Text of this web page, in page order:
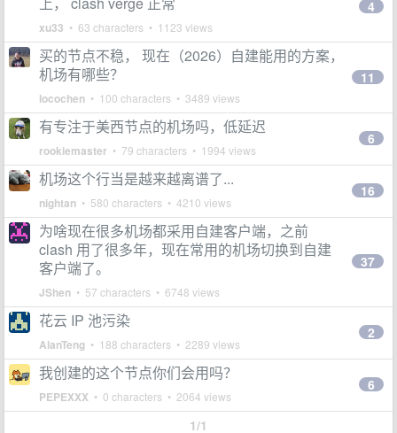
xu33 • 63 characters • 1123 views
4
买的节点不稳， 现在（2026）自建能用的方案，
机场有哪些？
locochen • 100 characters • 3489 views
11
有专注于美西节点的机场吗，低延迟
rookiemaster • 79 characters • 1994 views
6
机场这个行当是越来越离谱了...
nightan • 580 characters • 4210 views
16
为啥现在很多机场都采用自建客户端，之前
clash 用了很多年，现在常用的机场切换到自建
客户端了。
JShen • 57 characters • 6748 views
37
花云 IP 池污染
AlanTeng • 188 characters • 2289 views
2
我创建的这个节点你们会用吗？
PEPEXXX • 0 characters • 2064 views
6
1/1